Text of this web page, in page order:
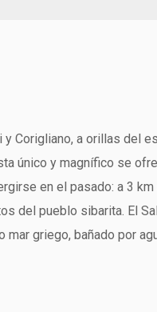
y Corigliano, a orillas del
único y magnífico se
en el pasado: a 3
del pueblo sibarita. El
mar griego, bañado por
deportivas relacionadas